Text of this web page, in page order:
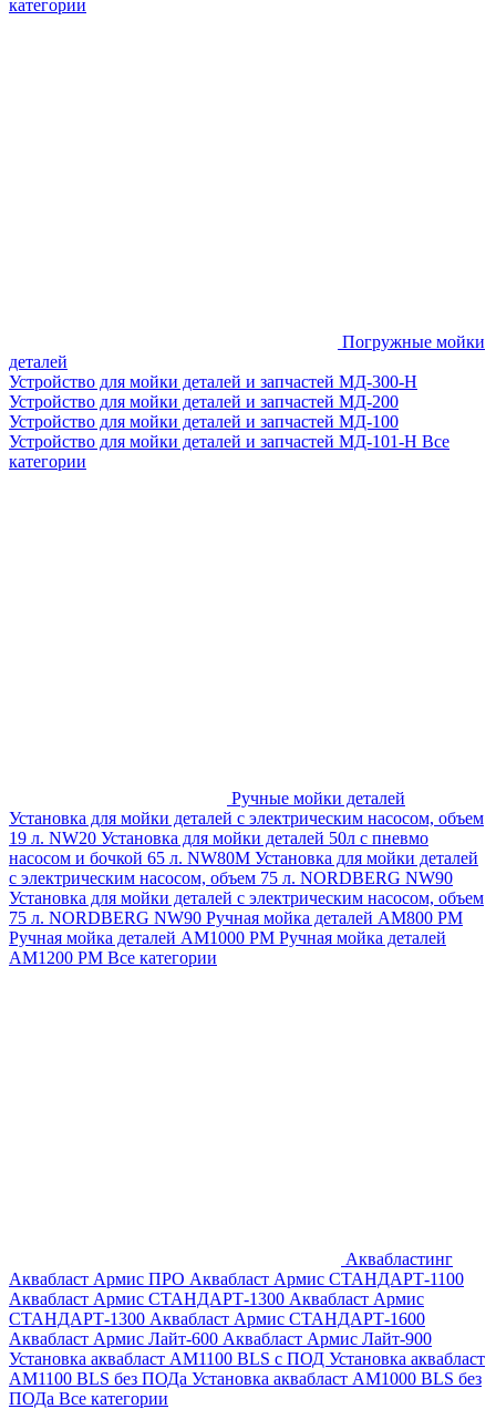
категории
Погружные мойки
деталей
Устройство для мойки деталей и запчастей МД-300-H
Устройство для мойки деталей и запчастей МД-200
Устройство для мойки деталей и запчастей МД-100
Устройство для мойки деталей и запчастей МД-101-Н Все
категории
Ручные мойки деталей
Установка для мойки деталей с электрическим насосом, объем
19 л. NW20 Установка для мойки деталей 50л с пневмо
насосом и бочкой 65 л. NW80M Установка для мойки деталей
с электрическим насосом, объем 75 л. NORDBERG NW90
Установка для мойки деталей с электрическим насосом, объем
75 л. NORDBERG NW90 Ручная мойка деталей АМ800 РМ
Ручная мойка деталей АМ1000 РМ Ручная мойка деталей
АМ1200 РМ Все категории
Аквабластинг
Аквабласт Армис ПРО Аквабласт Армис СТАНДАРТ-1100
Аквабласт Армис СТАНДАРТ-1300 Аквабласт Армис
СТАНДАРТ-1300 Аквабласт Армис СТАНДАРТ-1600
Аквабласт Армис Лайт-600 Аквабласт Армис Лайт-900
Установка аквабласт AM1100 BLS с ПОД Установка аквабласт
AM1100 BLS без ПОДа Установка аквабласт AM1000 BLS без
ПОДа Все категории